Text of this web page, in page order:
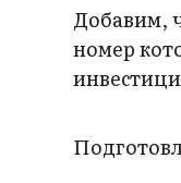
Добавим,
номер